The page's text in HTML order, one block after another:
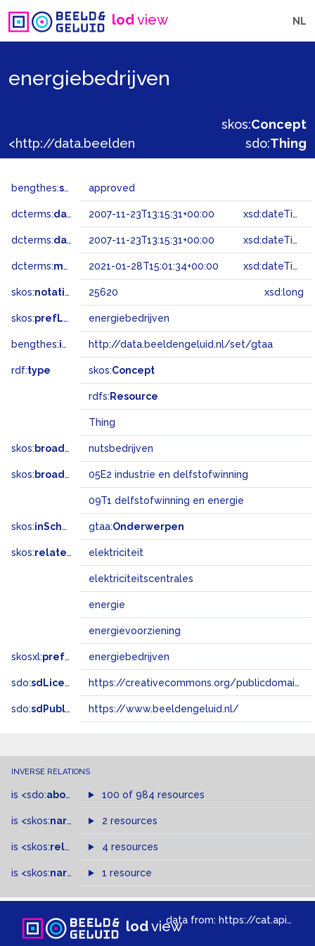
lodview NL
energiebedrijven
skos:Concept
sdo:Thing
bengthes:status approved
dcterms:dateAccepted 2007-11-23T13:15:31+00:00 xsd:dateTime
dcterms:dateSubmitted 2007-11-23T13:15:31+00:00 xsd:dateTime
dcterms:modified 2021-01-28T15:01:34+00:00 xsd:dateTime
skos:notation 25620 xsd:long
skos:prefLabel energiebedrijven
bengthes:inSet http://data.beeldengeluid.nl/set/gtaa
rdf:type skos:Concept
rdfs: Resource
Thing
skos: broader nutsbedrijven
skos: broadMatch 05E2 industrie en delfstofwinning
09T1 delfstofwinning en energie
skos:inScheme gtaa:Onderwerpen
skos:related elektriciteit
elektriciteitscentrales
energie
energievoorziening
skosxl:prefLabel energiebedrijven
sdo:sdLicense https://creativecommons.org/publicdomain/zero/1.0/
sdo:sdPublisher https://www.beeldengeluid.nl/
INVERSE RELATIONS
is <sdo:about of 100 of 984 resources
is <skos:narrowMatch >of
2 resources
is <skos:related > of4 resources
is <skos:narrower >of
1 resource
lodviewdata from: https://cat.apis.beeldengeluid.nl/sparql